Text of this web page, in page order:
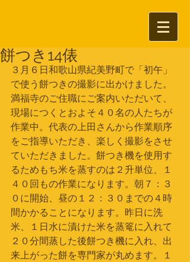
餅つき14俵
３月６日和歌山県紀美野町で「初午」
で使う餅つきの撮影に出かけました。
満福寺のご住職にご案内いただいて、
現場につくとおよそ４０名の人たちが
作業中。代表の上田さんから作業順序
をご指導いただき、楽しく撮影をさせ
ていただきました。餅つき機を使用す
るためもち米を蒸すのは２升単位、１
４０回もの作業になります。朝７：３
０に開始、昼の１２：３０までの４時
間かかることになります。昨日に洗
米、１日水に漬けた米を蒸篭に入れて
２０分間蒸した後餅つき機に入れ、出
来上がった餅を専門家が丸めます。１